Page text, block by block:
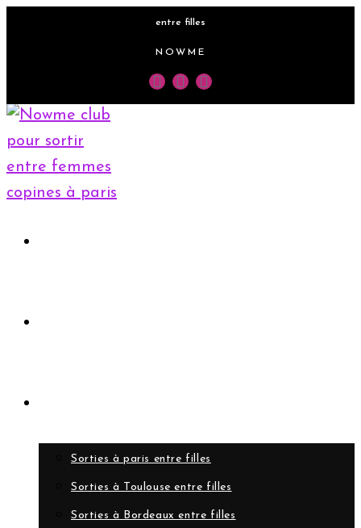
entre filles
NOWME
Sorties à paris entre filles
Sorties à Toulouse entre filles
Sorties à Bordeaux entre filles